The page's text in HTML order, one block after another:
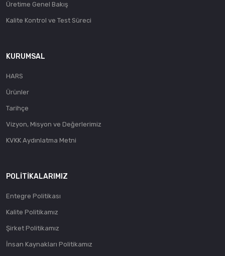
Üretime Genel Bakış
Kalite Kontrol ve Test Süreci
KURUMSAL
HARS
Ürünler
Tarihçe
Vizyon, Misyon ve Değerlerimiz
KVKK Aydınlatma Metni
POLITIKALARIMIZ
Entegre Politikası
Kalite Politikamız
Şirket Politikamız
İnsan Kaynakları Politikamız